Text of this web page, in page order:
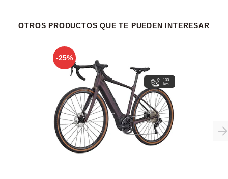
OTROS PRODUCTOS QUE TE PUEDEN INTERESAR
-25%
100
km